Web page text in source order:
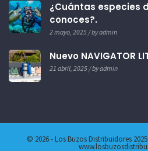
¿Cuántas especies
conoces?.
2 mayo, 2025 / by admin
Nuevo NAVIGATOR
21 abril, 2025 / by admin
© 2026 - Los Buzos Distribuidores